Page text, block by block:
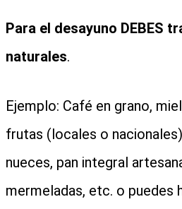
Para el desayuno DEBES
naturales.
Ejemplo: Café en grano,
frutas (locales o
nueces, pan integral
mermeladas, etc. o puedes